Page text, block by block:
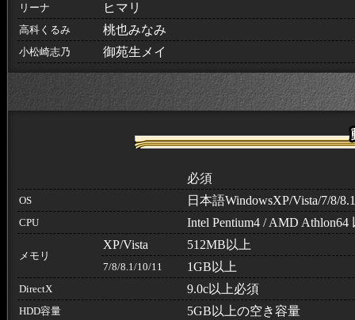
リーナ ヒマリ
高科くるみ 桃也みなみ
小松崎志乃 御苑生メイ
必須
OS 日本語WindowsXP/Vista/7/8/
CPU Intel Pentium4 / AMD Athlon64
メモリ
XP/Vista 512MB以上
7/8/8.1/10/11 1GB以上
DirectX 9.0c以上必須
HDD容量 5GB以上の空き容量